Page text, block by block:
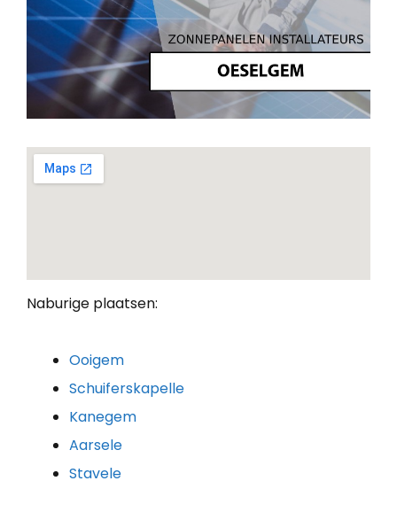
Naburige plaatsen:
Ooigem
Schuiferskapelle
Kanegem
Aarsele
Stavele